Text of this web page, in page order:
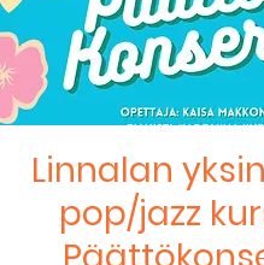
Linnalan
pop/jazz